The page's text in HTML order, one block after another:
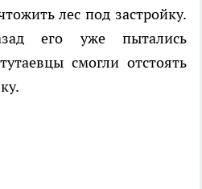
лес под застройку.
его уже пытались
смогли отстоять